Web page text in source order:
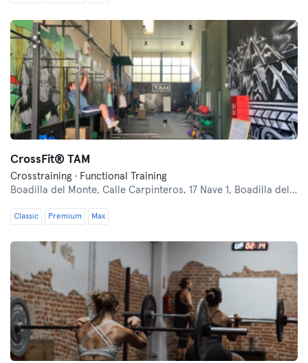
CrossFit® TAM
Crosstraining · Functional Training
Boadilla del Monte, Calle Carpinteros, 17 Nave 1, Boadilla del monte
Classic Premium Max